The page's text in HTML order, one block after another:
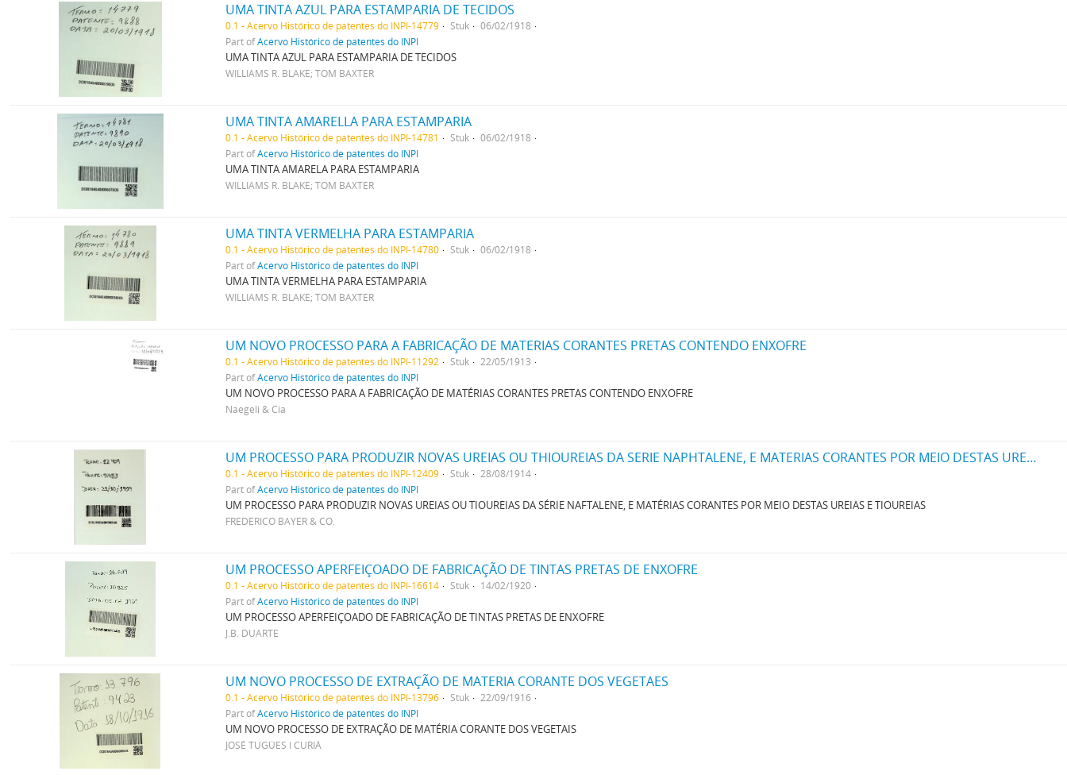
UMA TINTA AZUL PARA ESTAMPARIA DE TECIDOS
0.1 - Acervo Histórico de patentes do INPI-14779 Stuk
06/02/1918
Part ofAcervo Histórico de patentes do INPI
UMA TINTA AZUL PARA ESTAMPARIA DE TECIDOS
WILLIAMS R. BLAKE; TOM BAXTER
UMA TINTA AMARELLA PARA ESTAMPARIA
0.1 - Acervo Histórico de patentes do INPI-14781 Stuk
06/02/1918
Part ofAcervo Histórico de patentes do INPI
UMA TINTA AMARELA PARA ESTAMPARIA
WILLIAMS R. BLAKE; TOM BAXTER
UMA TINTA VERMELHA PARA ESTAMPARIA
0.1 - Acervo Histórico de patentes do INPI-14780 Stuk
06/02/1918
Part ofAcervo Histórico de patentes do INPI
UMA TINTA VERMELHA PARA ESTAMPARIA
WILLIAMS R. BLAKE; TOM BAXTER
UM NOVO PROCESSO PARA A FABRICAÇÃO DE MATERIAS CORANTES PRETAS CONTENDO ENXOFRE
0.1 - Acervo Histórico de patentes do INPI-11292 Stuk
22/05/1913
Part ofAcervo Histórico de patentes do INPI
UM NOVO PROCESSO PARA A FABRICAÇÃO DE MATÉRIAS CORANTES PRETAS CONTENDO ENXOFRE
Naegeli & Cia
UM PROCESSO PARA PRODUZIR NOVAS UREIAS OU THIOUREIAS DA SERIE NAPHTALENE, E MATERIAS CORANTES POR MEIO DESTAS UREIAS E THIOUREIAS
0.1 - Acervo Histórico de patentes do INPI-12409 Stuk
28/08/1914
Part ofAcervo Histórico de patentes do INPI
UM PROCESSO PARA PRODUZIR NOVAS UREIAS OU TIOUREIAS DA SÉRIE NAFTALENE, E MATÉRIAS CORANTES POR MEIO DESTAS UREIAS E TIOUREIAS
FREDERICO BAYER & CO.
UM PROCESSO APERFEIÇOADO DE FABRICAÇÃO DE TINTAS PRETAS DE ENXOFRE
0.1 - Acervo Histórico de patentes do INPI-16614 Stuk
14/02/1920
Part ofAcervo Histórico de patentes do INPI
UM PROCESSO APERFEIÇOADO DE FABRICAÇÃO DE TINTAS PRETAS DE ENXOFRE
J.B. DUARTE
UM NOVO PROCESSO DE EXTRAÇÃO DE MATERIA CORANTE DOS VEGETAES
0.1 - Acervo Histórico de patentes do INPI-13796 Stuk
22/09/1916
Part ofAcervo Histórico de patentes do INPI
UM NOVO PROCESSO DE EXTRAÇÃO DE MATÉRIA CORANTE DOS VEGETAIS
JOSÉ TUGÚES I CURIÁ